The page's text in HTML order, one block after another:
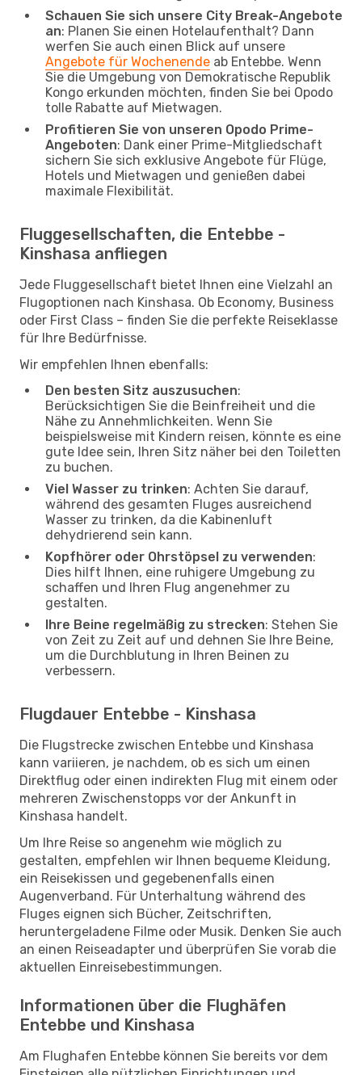
Schauen Sie sich unsere City Break-Angebote
an: Planen Sie einen Hotelaufenthalt? Dann
werfen Sie auch einen Blick auf unsere
Angebote für Wochenende ab Entebbe. Wenn
Sie die Umgebung von Demokratische Republik
Kongo erkunden möchten, finden Sie bei Opodo
tolle Rabatte auf Mietwagen.
Profitieren Sie von unseren Opodo Prime-
Angeboten: Dank einer Prime-Mitgliedschaft
sichern Sie sich exklusive Angebote für Flüge,
Hotels und Mietwagen und genießen dabei
maximale Flexibilität.
Fluggesellschaften, die Entebbe -
Kinshasa anfliegen
Jede Fluggesellschaft bietet Ihnen eine Vielzahl an
Flugoptionen nach Kinshasa. Ob Economy, Business
oder First Class – finden Sie die perfekte Reiseklasse
für Ihre Bedürfnisse.
Wir empfehlen Ihnen ebenfalls:
Den besten Sitz auszusuchen:
Berücksichtigen Sie die Beinfreiheit und die
Nähe zu Annehmlichkeiten. Wenn Sie
beispielsweise mit Kindern reisen, könnte es eine
gute Idee sein, Ihren Sitz näher bei den Toiletten
zu buchen.
Viel Wasser zu trinken: Achten Sie darauf,
während des gesamten Fluges ausreichend
Wasser zu trinken, da die Kabinenluft
dehydrierend sein kann.
Kopfhörer oder Ohrstöpsel zu verwenden:
Dies hilft Ihnen, eine ruhigere Umgebung zu
schaffen und Ihren Flug angenehmer zu
gestalten.
Ihre Beine regelmäßig zu strecken: Stehen Sie
von Zeit zu Zeit auf und dehnen Sie Ihre Beine,
um die Durchblutung in Ihren Beinen zu
verbessern.
Flugdauer Entebbe - Kinshasa
Die Flugstrecke zwischen Entebbe und Kinshasa
kann variieren, je nachdem, ob es sich um einen
Direktflug oder einen indirekten Flug mit einem oder
mehreren Zwischenstopps vor der Ankunft in
Kinshasa handelt.
Um Ihre Reise so angenehm wie möglich zu
gestalten, empfehlen wir Ihnen bequeme Kleidung,
ein Reisekissen und gegebenenfalls einen
Augenverband. Für Unterhaltung während des
Fluges eignen sich Bücher, Zeitschriften,
heruntergeladene Filme oder Musik. Denken Sie auch
an einen Reiseadapter und überprüfen Sie vorab die
aktuellen Einreisebestimmungen.
Informationen über die Flughäfen
Entebbe und Kinshasa
Am Flughafen Entebbe können Sie bereits vor dem